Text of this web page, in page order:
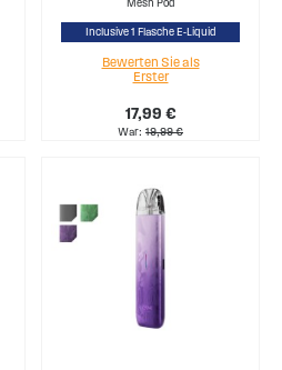
Mesh Pod
Inclusive 1 Flasche E-Liquid
17,99 €
War 19,99 €
Bewerten Sie als
Erster